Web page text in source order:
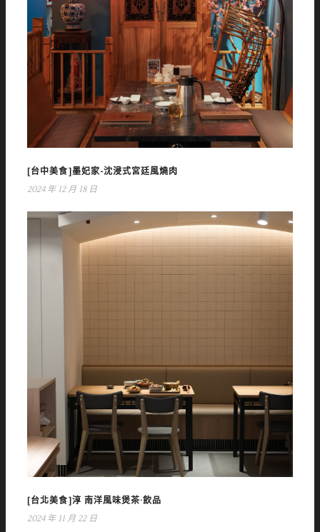
[台中美食]墨妃家-沈浸式宮廷風燒肉
2024 年 12 月 18 日
[台北美食]淳 南洋風味煲茶·飲品
2024 年 11 月 22 日